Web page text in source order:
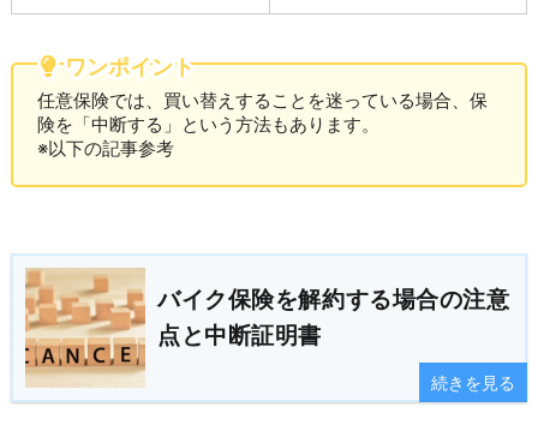
ワンポイント
任意保険では、買い替えすることを迷っている場合、保
険を「中断する」という方法もあります。
※以下の記事参考
バイク保険を解約する場合の注意
点と中断証明書
続きを見る